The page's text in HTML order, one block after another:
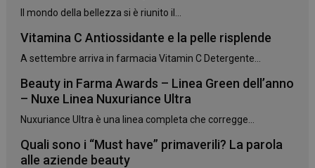
Il mondo della bellezza si è riunito il...
Vitamina C Antiossidante e la pelle risplende
A settembre arriva in farmacia Vitamin C Detergente...
Beauty in Farma Awards – Linea Green dell’anno
– Nuxe Linea Nuxuriance Ultra
Nuxuriance Ultra è una linea completa che corregge...
Quali sono i “Must have” primaverili? La parola
alle aziende beauty